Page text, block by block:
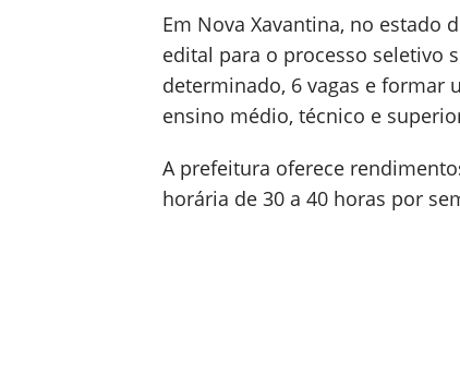
Em Nova Xavantina, no estado
edital para o processo seletivo
determinado, 6 vagas e formar
ensino médio, técnico e
A prefeitura oferece
horária de 30 a 40 horas por